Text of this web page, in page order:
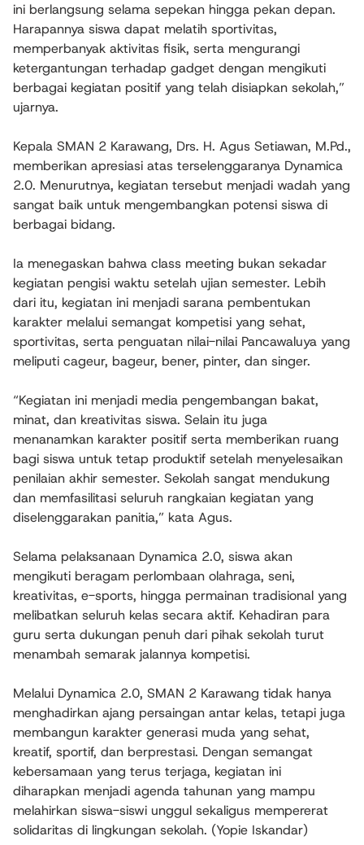
ini berlangsung selama sepekan hingga pekan depan.
Harapannya siswa dapat melatih sportivitas,
memperbanyak aktivitas fisik, serta mengurangi
ketergantungan terhadap gadget dengan mengikuti
berbagai kegiatan positif yang telah disiapkan sekolah,”
ujarnya.
Kepala SMAN 2 Karawang, Drs. H. Agus Setiawan, M.Pd.,
memberikan apresiasi atas terselenggaranya Dynamica
2.0. Menurutnya, kegiatan tersebut menjadi wadah yang
sangat baik untuk mengembangkan potensi siswa di
berbagai bidang.
Ia menegaskan bahwa class meeting bukan sekadar
kegiatan pengisi waktu setelah ujian semester. Lebih
dari itu, kegiatan ini menjadi sarana pembentukan
karakter melalui semangat kompetisi yang sehat,
sportivitas, serta penguatan nilai-nilai Pancawaluya yang
meliputi cageur, bageur, bener, pinter, dan singer.
“Kegiatan ini menjadi media pengembangan bakat,
minat, dan kreativitas siswa. Selain itu juga
menanamkan karakter positif serta memberikan ruang
bagi siswa untuk tetap produktif setelah menyelesaikan
penilaian akhir semester. Sekolah sangat mendukung
dan memfasilitasi seluruh rangkaian kegiatan yang
diselenggarakan panitia,” kata Agus.
Selama pelaksanaan Dynamica 2.0, siswa akan
mengikuti beragam perlombaan olahraga, seni,
kreativitas, e-sports, hingga permainan tradisional yang
melibatkan seluruh kelas secara aktif. Kehadiran para
guru serta dukungan penuh dari pihak sekolah turut
menambah semarak jalannya kompetisi.
Melalui Dynamica 2.0, SMAN 2 Karawang tidak hanya
menghadirkan ajang persaingan antar kelas, tetapi juga
membangun karakter generasi muda yang sehat,
kreatif, sportif, dan berprestasi. Dengan semangat
kebersamaan yang terus terjaga, kegiatan ini
diharapkan menjadi agenda tahunan yang mampu
melahirkan siswa-siswi unggul sekaligus mempererat
solidaritas di lingkungan sekolah. (Yopie Iskandar)